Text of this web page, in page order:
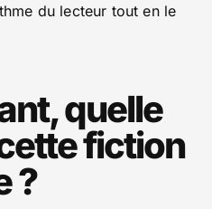
du lecteur tout en le
quelle
fiction
?